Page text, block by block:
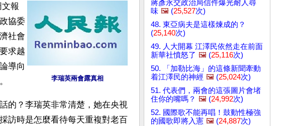
李瑞英兩會露真相
報
協委
社會
求越
導向
的？李瑞英非常清楚，她在央視
訪時是怎麼看待每天重複對老百
蔣彥永交政治局信件爆光耐人尋
味 🖼️ (25,527次)
48. 東亞病夫是這樣煉成的？
(25,140次)
49. 人大開幕 江澤民依然走在前面
新華社憤怒了 🖼️ (25,116次)
50. 「加勒比海」的這條新聞牽動
着江澤民的神經 🖼️ (25,024次)
51. 代表們，兩會的這張圖片會堵
住你的嘴嗎？ 🖼️ (24,992次)
52. 國際歌不能再唱！鼓動性極強
的國歌即將入憲 🖼️ (24,887次)